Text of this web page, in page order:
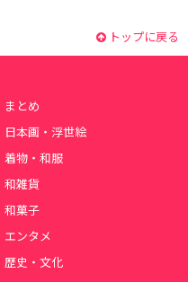
トップに戻る
まとめ
日本画・浮世絵
着物・和服
和雑貨
和菓子
エンタメ
歴史・文化